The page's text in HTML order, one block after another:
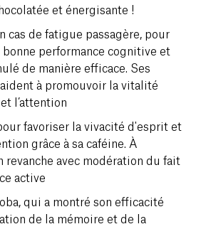
et énergisante !
cas de fatigue passagère, pour
performance cognitive et
de manière efficace. Ses
à promouvoir la vitalité
l’attention
favoriser la vivacité d'esprit et
grâce à sa caféine. À
revanche avec modération du fait
active
qui a montré son efficacité
de la mémoire et de la